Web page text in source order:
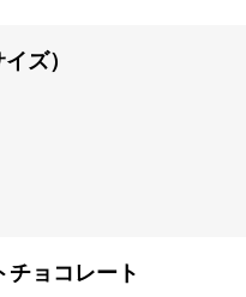
ズ）
チョコレート